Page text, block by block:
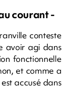
courant -
conteste
avoir agi dans
fonctionnelle
et comme a
accusé dans